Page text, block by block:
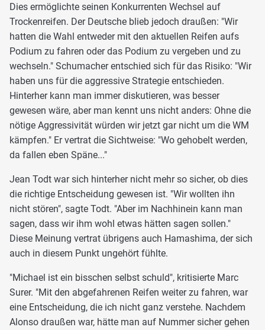
Dies ermöglichte seinen Konkurrenten Wechsel auf
Trockenreifen. Der Deutsche blieb jedoch draußen: "Wir
hatten die Wahl entweder mit den aktuellen Reifen aufs
Podium zu fahren oder das Podium zu vergeben und zu
wechseln." Schumacher entschied sich für das Risiko: "Wir
haben uns für die aggressive Strategie entschieden.
Hinterher kann man immer diskutieren, was besser
gewesen wäre, aber man kennt uns nicht anders: Ohne die
nötige Aggressivität würden wir jetzt gar nicht um die WM
kämpfen." Er vertrat die Sichtweise: "Wo gehobelt werden,
da fallen eben Späne..."
Jean Todt war sich hinterher nicht mehr so sicher, ob dies
die richtige Entscheidung gewesen ist. "Wir wollten ihn
nicht stören", sagte Todt. "Aber im Nachhinein kann man
sagen, dass wir ihm wohl etwas hätten sagen sollen."
Diese Meinung vertrat übrigens auch Hamashima, der sich
auch in diesem Punkt ungehört fühlte.
"Michael ist ein bisschen selbst schuld", kritisierte Marc
Surer. "Mit den abgefahrenen Reifen weiter zu fahren, war
eine Entscheidung, die ich nicht ganz verstehe. Nachdem
Alonso draußen war, hätte man auf Nummer sicher gehen